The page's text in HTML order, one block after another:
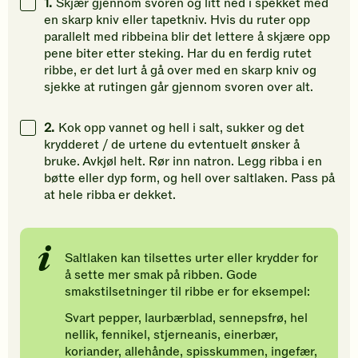
gi
vurdering.
gi
din
vurdering.
gi
din
en skarp kniv eller tapetkniv. Hvis du ruter opp
parallelt med ribbeina blir det lettere å skjære opp
pene biter etter steking. Har du en ferdig rutet
ribbe, er det lurt å gå over med en skarp kniv og
sjekke at rutingen går gjennom svoren over alt.
2. Kok opp vannet og hell i salt, sukker og det
krydderet / de urtene du evtentuelt ønsker å
bruke. Avkjøl helt. Rør inn natron. Legg ribba i en
bøtte eller dyp form, og hell over saltlaken. Pass på
at hele ribba er dekket.
Saltlaken kan tilsettes urter eller krydder for
å sette mer smak på ribben. Gode
smakstilsetninger til ribbe er for eksempel:
Svart pepper, laurbærblad, sennepsfrø, hel
nellik, fennikel, stjerneanis, einerbær,
koriander, allehånde, spisskummen, ingefær,